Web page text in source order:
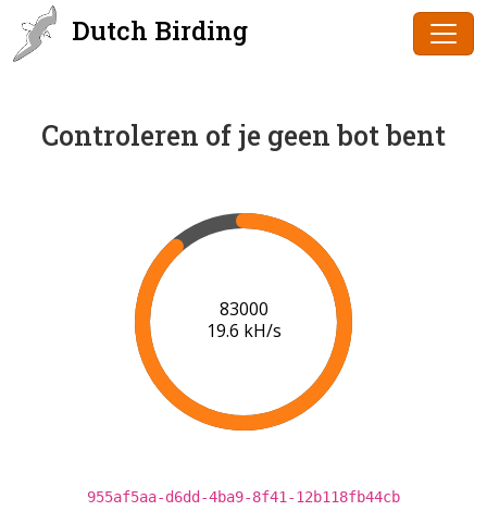
Dutch Birding
Controleren of je geen bot bent
85000
19.6 kH/s
955af5aa-d6dd-4ba9-8f41-12b118fb44cb